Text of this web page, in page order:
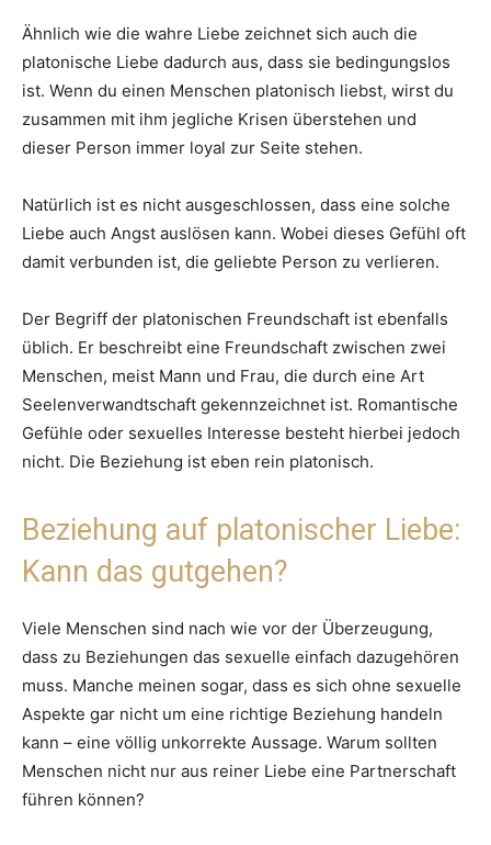
Ähnlich wie die wahre Liebe zeichnet sich auch die
platonische Liebe dadurch aus, dass sie bedingungslos
ist. Wenn du einen Menschen platonisch liebst, wirst du
zusammen mit ihm jegliche Krisen überstehen und
dieser Person immer loyal zur Seite stehen.
Natürlich ist es nicht ausgeschlossen, dass eine solche
Liebe auch Angst auslösen kann. Wobei dieses Gefühl oft
damit verbunden ist, die geliebte Person zu verlieren.
Der Begriff der platonischen Freundschaft ist ebenfalls
üblich. Er beschreibt eine Freundschaft zwischen zwei
Menschen, meist Mann und Frau, die durch eine Art
Seelenverwandtschaft gekennzeichnet ist. Romantische
Gefühle oder sexuelles Interesse besteht hierbei jedoch
nicht. Die Beziehung ist eben rein platonisch.
Beziehung auf platonischer Liebe:
Kann das gutgehen?
Viele Menschen sind nach wie vor der Überzeugung,
dass zu Beziehungen das sexuelle einfach dazugehören
muss. Manche meinen sogar, dass es sich ohne sexuelle
Aspekte gar nicht um eine richtige Beziehung handeln
kann – eine völlig unkorrekte Aussage. Warum sollten
Menschen nicht nur aus reiner Liebe eine Partnerschaft
führen können?